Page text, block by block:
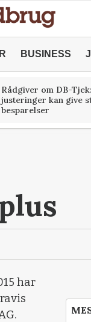
BUSINESS
Rådgiver om DB-
justeringer kan give
besparelser
har